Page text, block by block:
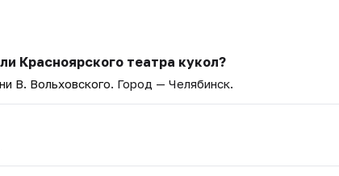
Красноярского театра кукол?
В. Вольховского. Город — Челябинск.